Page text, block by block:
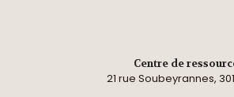
Centre de
21 rue Soubeyrannes,